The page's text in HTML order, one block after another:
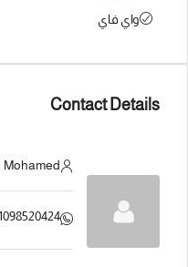
واي فاي
Contact Details
Mohamed